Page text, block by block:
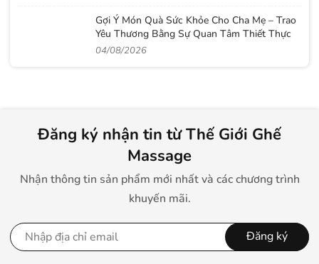
Gợi Ý Món Quà Sức Khỏe Cho Cha Mẹ – Trao
Yêu Thương Bằng Sự Quan Tâm Thiết Thực
04/08/2026
Đăng ký nhận tin từ Thế Giới Ghế
Massage
Nhận thông tin sản phẩm mới nhất và các chương trình
khuyến mãi.
Đăng ký